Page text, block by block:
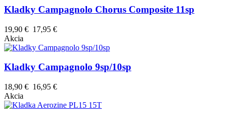
Kladky Campagnolo Chorus Composite 11sp
19,90 € 17,95 €
Akcia
Kladky Campagnolo 9sp/10sp
18,90 € 16,95 €
Akcia